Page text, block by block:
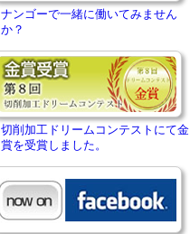
ナンゴーで一緒に働いてみません
か？
切削加工ドリームコンテストにて金
賞を受賞しました。